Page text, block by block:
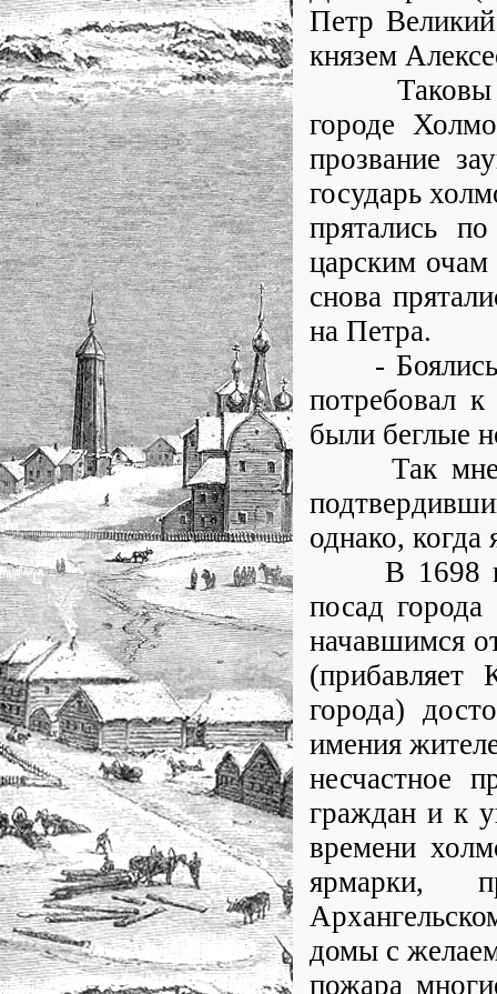
Петр
князем
Таковы
городе
прозвание
государь
прятались
царским
снова
на Петра.
- Боялись
потребовал
были беглые
Так мне
однако, когда
В 1698
посад
начавшимся
(прибавляет
города)
имения
несчастное
граждан и к
времени
ярмарки,
домы с
пожара